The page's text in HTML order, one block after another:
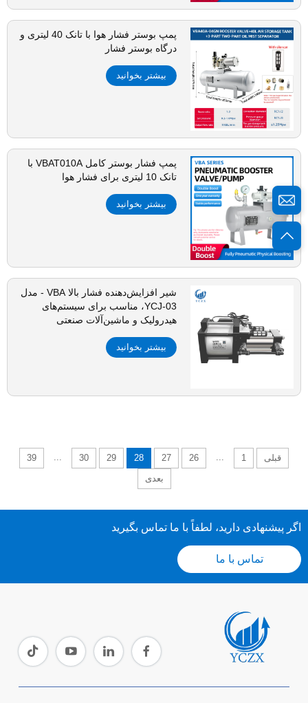
پمپ بوستر فشار هوا با تانک 40 لیتری و
درگاه بوستر فشار
بیشتر بخوانید
پمپ فشار بوستر کامل VBAT010A با
تانک 10 لیتری برای فشار هوا
بیشتر بخوانید
شیر افزایش‌دهنده فشار بالا VBA - مدل
YCJ-03، مناسب برای سیستم‌های
هیدرولیک و ماشین‌آلات صنعتی
بیشتر بخوانید
قبلی 1
26
27
28
29
30
39
بعدی
اگر پیشنهادی دارید، لطفاً با ما تماس بگیرید
تماس با ما